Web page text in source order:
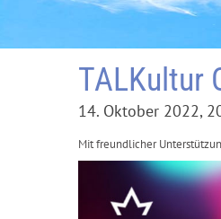
TALKultur
14. Oktober 2022,
Mit freundlicher